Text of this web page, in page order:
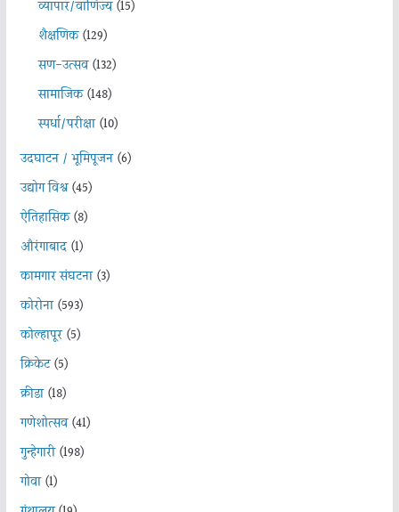
व्यापार/वाणिज्य(15)
शैक्षणिक(129)
सण-उत्सव(132)
सामाजिक(148)
स्पर्धा/परीक्षा(10)
उदघाटन / भूमिपूजन(6)
उद्योग विश्व(45)
ऐतिहासिक(8)
औरंगाबाद(1)
कामगार संघटना(3)
कोरोना(593)
कोल्हापूर(5)
क्रिकेट(5)
क्रीडा(18)
गणेशोत्सव(41)
गुन्हेगारी(198)
गोवा(1)